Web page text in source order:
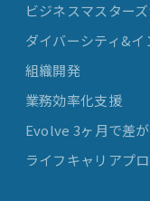
ビジネスマスター
ダイバーシティ&イ
組織開発
業務効率化支援
Evolve 3ヶ月で差
ライフキャリアプ